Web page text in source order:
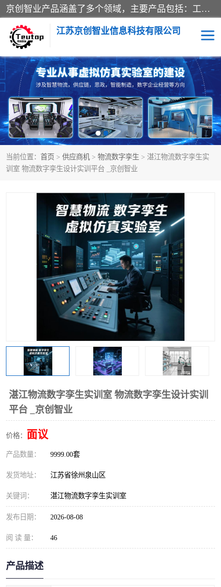
京创智业产品涵盖了多个领域，主要产品包括：工业4.0生产线解决方案，智慧物流综合实训室，教学设备与实验室建设，虚拟仿真实验室等。公司将秉持“创新、执着、诚信、共赢”的理念，以“将服务当作使命”为核心价值观，致力于为客户创造价值，与客户、合作伙伴和员工共同成长。
江苏京创智业信息科技有限公司
当前位置： 首页 > 供应商机 > 物流数字孪生 > 湛江物流数字孪生实
训室 物流数字孪生设计实训平台 _京创智业
湛江物流数字孪生实训室 物流数字孪生设计实训
平台 _京创智业
价格： 面议
产品数量： 9999.00套
发货地址： 江苏省徐州泉山区
关键词： 湛江物流数字孪生实训室
发布日期： 2026-08-08
阅 读 量： 46
产品描述
VR物流实训 低碳供应链
生产系统仿真 冷链物流
供应链管理 思政
智慧零售实训 智能制造
物流数字孪生 数字企业经营
工业工程实训室